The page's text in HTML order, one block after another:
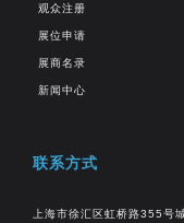
观众注册
展位申请
展商名录
新闻中心
联系方式
上海市徐汇区虹桥路355号